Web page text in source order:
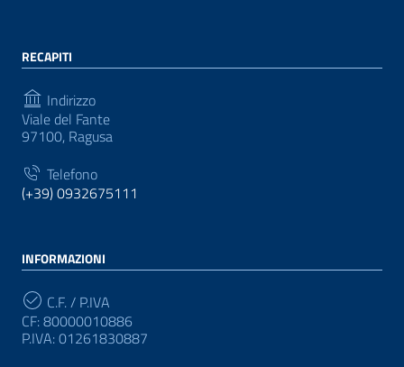
RECAPITI
Indirizzo
Viale del Fante
97100, Ragusa
Telefono
(+39) 0932675111
INFORMAZIONI
C.F. / P.IVA
CF: 80000010886
P.IVA: 01261830887